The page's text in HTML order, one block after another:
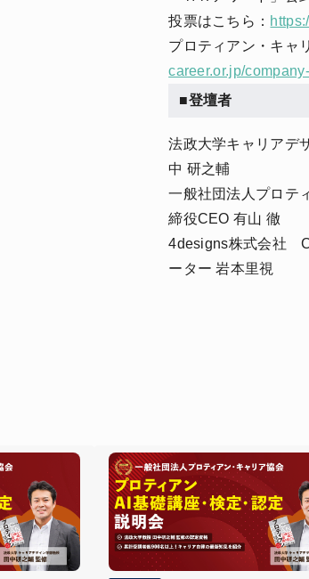
投票はこちら：
プロティアン・キャ
career.or.jp/
■登壇者
法政大学キャリアデ
中 研之輔
一般社団法人プロテ
締役CEO 有山 徹
4designs株式会社
ーター 岩本里視